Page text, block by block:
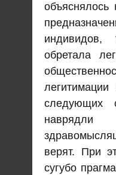
объяснялось
обретала
следующих
верят. При
сугубо